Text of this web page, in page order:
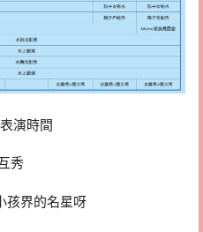
演時間
秀
孩界的名星呀